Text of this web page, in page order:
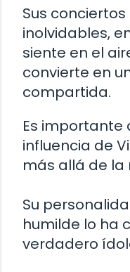
Sus
inolvidables,
siente en el
convierte en
compartida.
Es importante
influencia de
más allá de la
Su
humilde lo ha
verdadero